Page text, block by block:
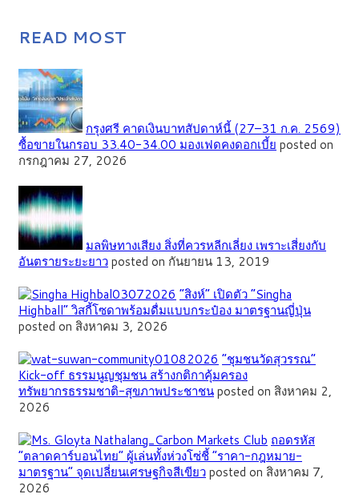
READ MOST
กรุงศรี คาดเงินบาทสัปดาห์นี้ (27–31 ก.ค. 2569)
ซื้อขายในกรอบ 33.40-34.00 มองเฟดคงดอกเบี้ย posted on
กรกฎาคม 27, 2026
มลพิษทางเสียง สิ่งที่ควรหลีกเลี่ยง เพราะเสี่ยงกับ
อันตรายระยะยาวposted on กันยายน 13, 2019
“สิงห์” เปิดตัว “Singha
Highball” วิสกี้โซดาพร้อมดื่มแบบกระป๋อง มาตรฐานญี่ปุ่น
posted on สิงหาคม 3, 2026
”ชุมชนวัดสุวรรณ”
Kick-off ธรรมนูญชุมชน สร้างกติกาคุ้มครอง
ทรัพยากรธรรมชาติ-สุขภาพประชาชนposted on สิงหาคม 2,
2026
ถอดรหัส
“ตลาดคาร์บอนไทย” ผู้เล่นทั้งห่วงโซ่ชี้ “ราคา-กฎหมาย-
มาตรฐาน” จุดเปลี่ยนเศรษฐกิจสีเขียวposted on สิงหาคม 7,
2026